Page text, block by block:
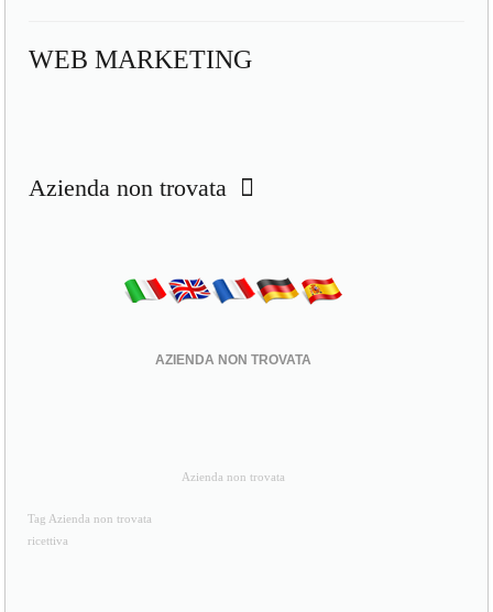
WEB MARKETING
Azienda non trovata
AZIENDA NON TROVATA
Azienda non trovata
Tag Azienda non trovata
ricettiva